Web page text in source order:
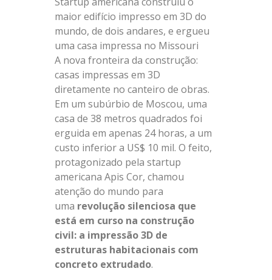
maior edifício impresso em 3D do
mundo, de dois andares, e ergueu
uma casa impressa no Missouri
A nova fronteira da construção:
casas impressas em 3D
diretamente no canteiro de obras.
Em um subúrbio de Moscou, uma
casa de 38 metros quadrados foi
erguida em apenas 24 horas, a um
custo inferior a US$ 10 mil. O feito,
protagonizado pela startup
americana Apis Cor, chamou
atenção do mundo para
uma revolução silenciosa que
está em curso na construção
civil: a impressão 3D de
estruturas habitacionais com
concreto extrudado.